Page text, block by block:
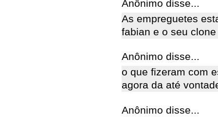
Anônimo disse...
As empreguetes
fabian e o seu
Anônimo disse...
o que fizeram com
agora da até
Anônimo disse...